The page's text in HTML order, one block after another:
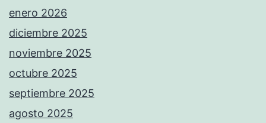
enero 2026
diciembre 2025
noviembre 2025
octubre 2025
septiembre 2025
agosto 2025